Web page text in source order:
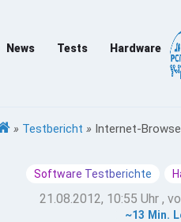
News Tests Hardware
» Testbericht » Internet-
Software Testberichte
21.08.2012, 10:55 Uhr ,
~13 Min.